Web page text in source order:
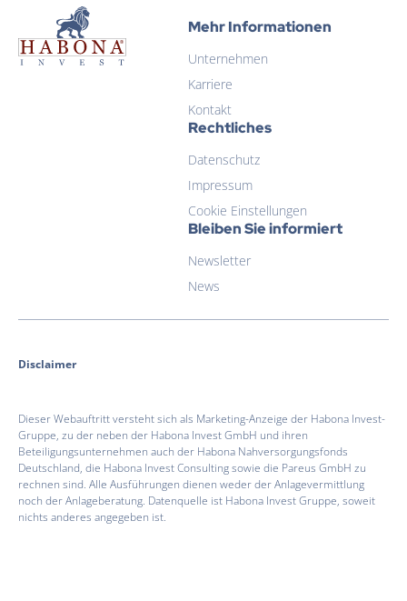
Habona Invest GmbH
Mehr Informationen
Unternehmen
Karriere
Kontakt
Rechtliches
Datenschutz
Impressum
Cookie Einstellungen
Bleiben Sie informiert
Newsletter
News
Disclaimer
Dieser Webauftritt versteht sich als Marketing-Anzeige der Habona Invest-
Gruppe, zu der neben der Habona Invest GmbH und ihren
Beteiligungsunternehmen auch der Habona Nahversorgungsfonds
Deutschland, die Habona Invest Consulting sowie die Pareus GmbH zu
rechnen sind. Alle Ausführungen dienen weder der Anlagevermittlung
noch der Anlageberatung. Datenquelle ist Habona Invest Gruppe, soweit
nichts anderes angegeben ist.